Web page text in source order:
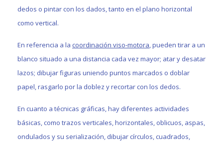
dedos o pintar con los dados, tanto en el plano horizontal
como vertical.
En referencia a la coordinación viso-motora, pueden tirar a un
blanco situado a una distancia cada vez mayor; atar y desatar
lazos; dibujar figuras uniendo puntos marcados o doblar
papel, rasgarlo por la doblez y recortar con los dedos.
En cuanto a técnicas gráficas, hay diferentes actividades
básicas, como trazos verticales, horizontales, oblicuos, aspas,
ondulados y su serialización, dibujar círculos, cuadrados,